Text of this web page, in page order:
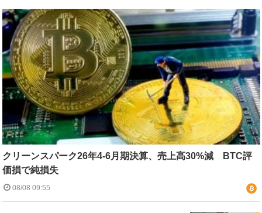
クリーンスパーク26年4-6月期決算、売上高30%減 BTC評
価損で純損失
08/08 09:55